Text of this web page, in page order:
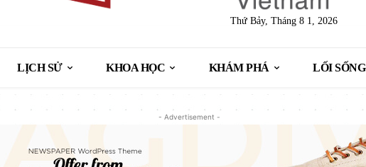
Thứ Bảy, Tháng 8 1, 2026
LỊCH SỬ KHOA HỌC KHÁM PHÁ LỐI SỐNG
- Advertisement -